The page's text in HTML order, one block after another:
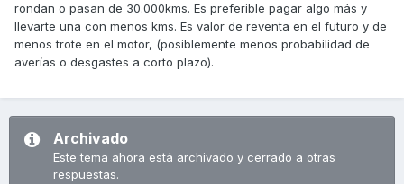
rondan o pasan de 30.000kms. Es preferible pagar algo más y
llevarte una con menos kms. Es valor de reventa en el futuro y de
menos trote en el motor, (posiblemente menos probabilidad de
averías o desgastes a corto plazo).
Archivado
Este tema ahora está archivado y cerrado a otras
respuestas.